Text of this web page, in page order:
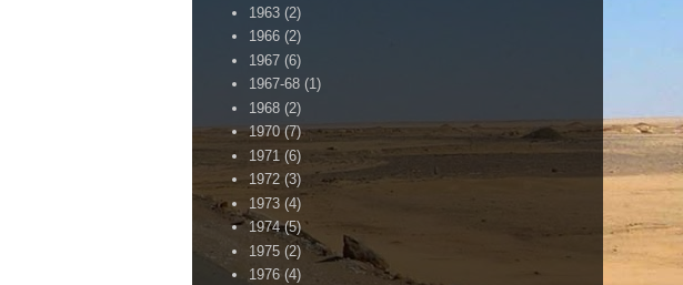
1963 (2)
1966 (2)
1967 (6)
1967-68 (1)
1968 (2)
1970 (7)
1971 (6)
1972 (3)
1973 (4)
1974 (5)
1975 (2)
1976 (4)